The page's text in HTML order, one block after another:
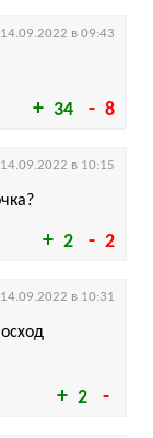
34 8
14.09.2022 в 09:43
2 2
14.09.2022 в 10:15
2
14.09.2022 в 10:31